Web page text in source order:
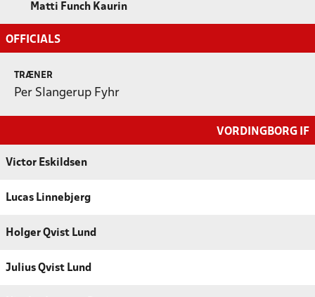
Matti Funch Kaurin
OFFICIALS
TRÆNER
Per Slangerup Fyhr
VORDINGBORG IF
Victor Eskildsen
Lucas Linnebjerg
Holger Qvist Lund
Julius Qvist Lund